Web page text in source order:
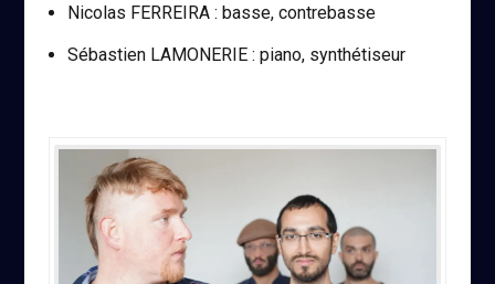
Nicolas FERREIRA : basse, contrebasse
Sébastien LAMONERIE : piano, synthétiseur